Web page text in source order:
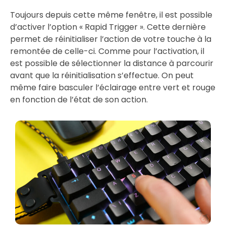
Toujours depuis cette même fenêtre, il est possible
d’activer l’option « Rapid Trigger ». Cette dernière
permet de réinitialiser l’action de votre touche à la
remontée de celle-ci. Comme pour l’activation, il
est possible de sélectionner la distance à parcourir
avant que la réinitialisation s’effectue. On peut
même faire basculer l’éclairage entre vert et rouge
en fonction de l’état de son action.